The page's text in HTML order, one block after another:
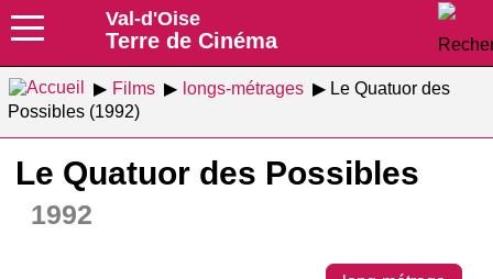
Val-d'Oise
Terre de Cinéma
Films longs-métrages
Le Quatuor des
Possibles (1992)
Le Quatuor des Possibles
1992